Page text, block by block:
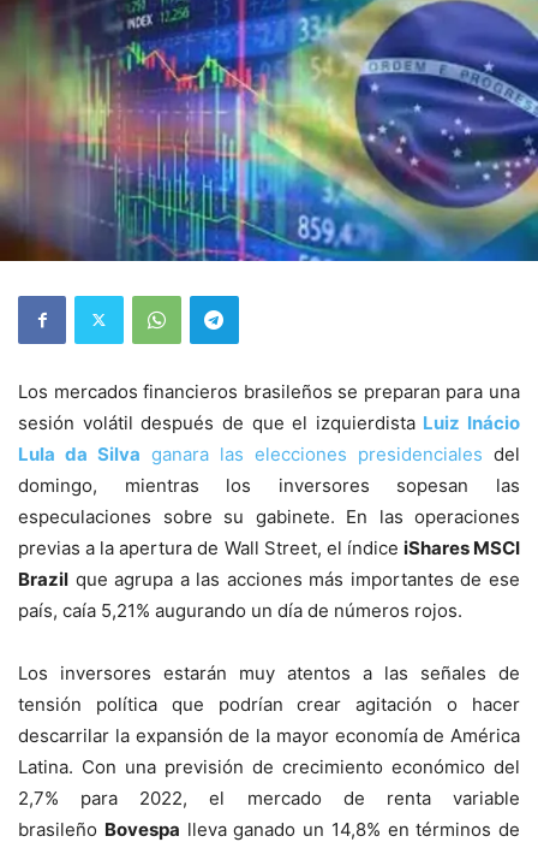
Los mercados financieros brasileños se preparan para una
sesión volátil después de que el izquierdista Luiz Inácio
Lula da Silva ganara las elecciones presidenciales del
domingo, mientras los inversores sopesan las
especulaciones sobre su gabinete. En las operaciones
previas a la apertura de Wall Street, el índice iShares MSCI
Brazil que agrupa a las acciones más importantes de ese
país, caía 5,21% augurando un día de números rojos.
Los inversores estarán muy atentos a las señales de
tensión política que podrían crear agitación o hacer
descarrilar la expansión de la mayor economía de América
Latina. Con una previsión de crecimiento económico del
2,7% para 2022, el mercado de renta variable
brasileño Bovespa lleva ganado un 14,8% en términos de